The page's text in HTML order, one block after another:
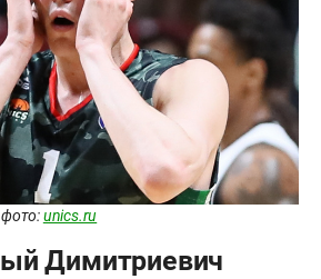
unics.ru
Димитриевич